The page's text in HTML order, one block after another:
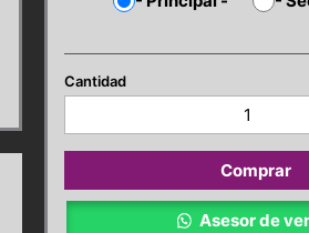
Far
6
Dorada
Comprar
Asesor de